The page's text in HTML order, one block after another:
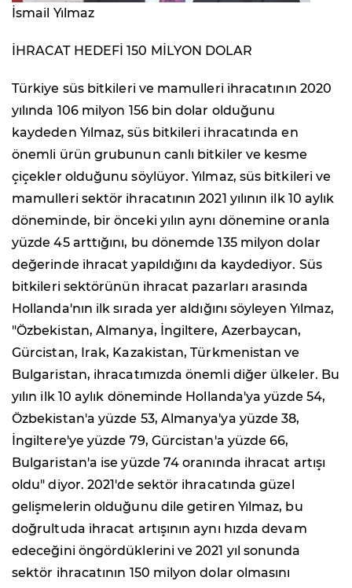
İsmail Yılmaz
İHRACAT HEDEFİ 150 MİLYON DOLAR
Türkiye süs bitkileri ve mamulleri ihracatının 2020
yılında 106 milyon 156 bin dolar olduğunu
kaydeden Yılmaz, süs bitkileri ihracatında en
önemli ürün grubunun canlı bitkiler ve kesme
çiçekler olduğunu söylüyor. Yılmaz, süs bitkileri ve
mamulleri sektör ihracatının 2021 yılının ilk 10 aylık
döneminde, bir önceki yılın aynı dönemine oranla
yüzde 45 arttığını, bu dönemde 135 milyon dolar
değerinde ihracat yapıldığını da kaydediyor. Süs
bitkileri sektörünün ihracat pazarları arasında
Hollanda'nın ilk sırada yer aldığını söyleyen Yılmaz,
"Özbekistan, Almanya, İngiltere, Azerbaycan,
Gürcistan, Irak, Kazakistan, Türkmenistan ve
Bulgaristan, ihracatımızda önemli diğer ülkeler. Bu
yılın ilk 10 aylık döneminde Hollanda'ya yüzde 54,
Özbekistan'a yüzde 53, Almanya'ya yüzde 38,
İngiltere'ye yüzde 79, Gürcistan'a yüzde 66,
Bulgaristan'a ise yüzde 74 oranında ihracat artışı
oldu" diyor. 2021'de sektör ihracatında güzel
gelişmelerin olduğunu dile getiren Yılmaz, bu
doğrultuda ihracat artışının aynı hızda devam
edeceğini öngördüklerini ve 2021 yıl sonunda
sektör ihracatının 150 milyon dolar olmasını